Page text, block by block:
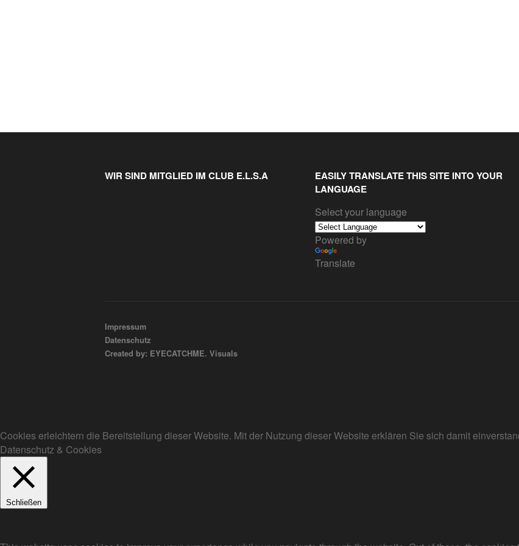
WIR SIND MITGLIED IM CLUB E.L.S.A
EASILY TRANSLATE THIS SITE INTO YOUR
LANGUAGE
Select your language
Powered by
Translate
Impressum
Datenschutz
Created by: EYECATCHME. Visuals
Cookies erleichtern die Bereitstellung dieser Website. Mit der Nutzung dieser Website erklären Sie sich damit
Datenschutz & Cookies
Schließen